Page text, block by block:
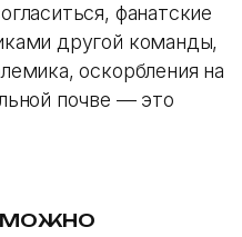
фанатские
другой команды,
оскорбления на
почве — это
МОЖНО